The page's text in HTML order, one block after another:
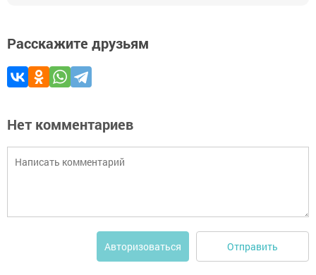
Расскажите друзьям
Нет комментариев
Авторизоваться Отправить